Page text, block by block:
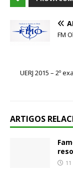
FM
UERJ 2015 – 2º
ARTIGOS